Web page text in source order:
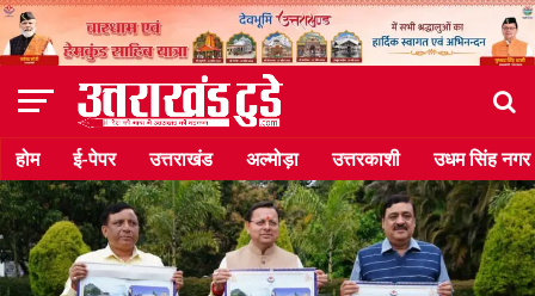
होम ई-पेपर उत्तराखंड अल्मोड़ा उत्तरकाशी उधम सिंह नगर